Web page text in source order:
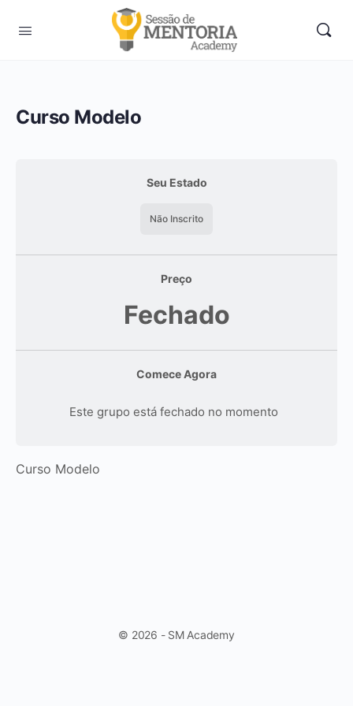
Curso Modelo
Seu Estado
Não Inscrito
Preço
Fechado
Comece Agora
Este grupo está fechado no momento
Curso Modelo
© 2026 - SM Academy